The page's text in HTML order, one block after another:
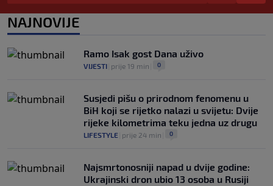
koji želimo"
prije 4 h 0
NAJNOVIJE
Ramo Isak gost Dana uživo
VIJESTI prije 19 min 0
Susjedi pišu o prirodnom fenomenu u
BiH koji se rijetko nalazi u svijetu: Dvije
rijeke kilometrima teku jedna uz drugu
LIFESTYLE prije 24 min 0
Najsmrtonosniji napad u dvije godine:
Ukrajinski dron ubio 13 osoba u Rusiji